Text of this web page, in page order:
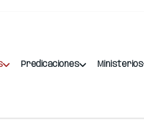
Predicaciones Ministerios